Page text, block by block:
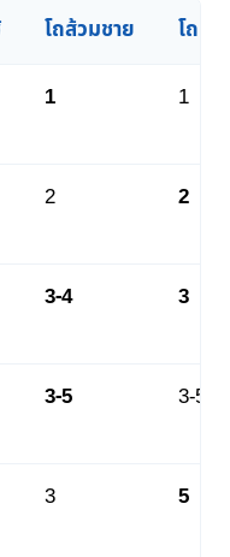
โถส้วมชาย โถปัส
1 1
2 2
3-4 3
3-5 3-5
3 5